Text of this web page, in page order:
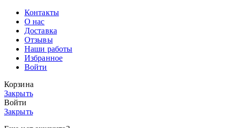
Контакты
О нас
Доставка
Отзывы
Наши работы
Избранное
Войти
Корзина
Закрыть
Войти
Закрыть